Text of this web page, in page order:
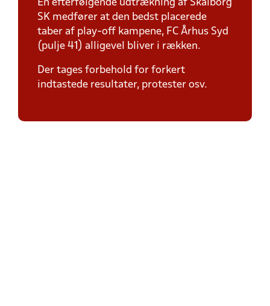
En efterfølgende udtrækning af Skalborg
SK medfører at den bedst placerede
taber af play-off kampene, FC Århus Syd
(pulje 41) alligevel bliver i rækken.
Der tages forbehold for forkert
indtastede resultater, protester osv.